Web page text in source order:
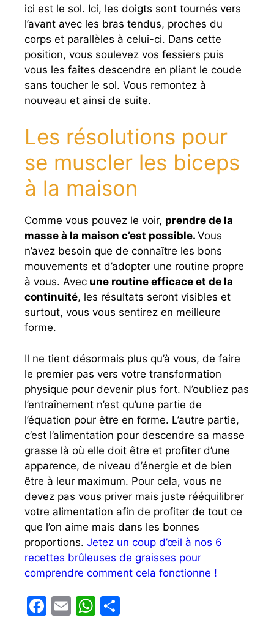
ici est le sol. Ici, les doigts sont tournés vers
l’avant avec les bras tendus, proches du
corps et parallèles à celui-ci. Dans cette
position, vous soulevez vos fessiers puis
vous les faites descendre en pliant le coude
sans toucher le sol. Vous remontez à
nouveau et ainsi de suite.
Les résolutions pour
se muscler les biceps
à la maison
Comme vous pouvez le voir, prendre de la
masse à la maison c’est possible. Vous
n’avez besoin que de connaître les bons
mouvements et d’adopter une routine propre
à vous. Avec une routine efficace et de la
continuité, les résultats seront visibles et
surtout, vous vous sentirez en meilleure
forme.
Il ne tient désormais plus qu’à vous, de faire
le premier pas vers votre transformation
physique pour devenir plus fort. N’oubliez pas
l’entraînement n’est qu’une partie de
l’équation pour être en forme. L’autre partie,
c’est l’alimentation pour descendre sa masse
grasse là où elle doit être et profiter d’une
apparence, de niveau d’énergie et de bien
être à leur maximum. Pour cela, vous ne
devez pas vous priver mais juste rééquilibrer
votre alimentation afin de profiter de tout ce
que l’on aime mais dans les bonnes
proportions. Jetez un coup d’œil à nos 6
recettes brûleuses de graisses pour
comprendre comment cela fonctionne !
F
E
W